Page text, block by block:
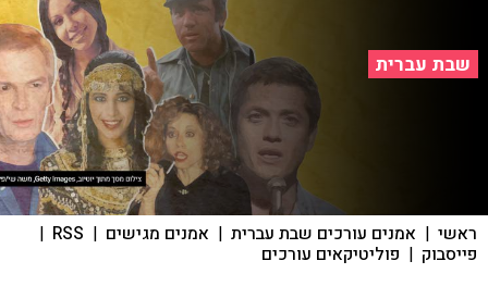
שבת עברית
ראשי | אמנים עורכים שבת עברית | אמנים מגישים |
RSS
|
פייסבוק | פוליטיקאים עורכים